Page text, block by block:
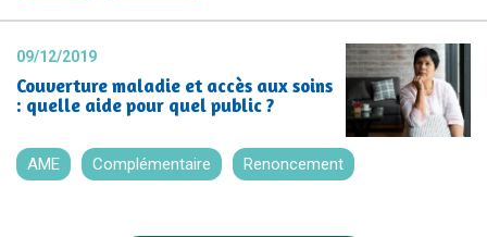
09/12/2019
Couverture maladie et accès aux soins
: quelle aide pour quel public ?
AME Complémentaire Renoncement